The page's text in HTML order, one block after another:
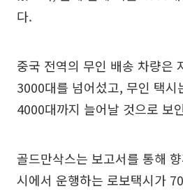
다.
중국 전역의 무인 배송 차량은
3000대를 넘어섰고, 무인 택시
4000대까지 늘어날 것으로 보
골드만삭스는 보고서를 통해
시에서 운행하는 로보택시가